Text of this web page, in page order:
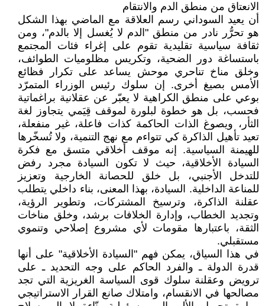
الانعتاق من منطق الدم والانتقام
أن يعيد السوداني رسم العلاقة مع الماضي بهذا الشكل
هو تحرُّر نادر من منطق "الدم لا يُغسل إلا بالدم"، ومن
ثقافة سياسية تقليدية تقوم على إغراء فئات المجتمع
باستساغة دور الضحية، وتكريس مظلوميات الطوائف،
وخلق مناخ تناحري موحش يساعد على تكرار فظائع
الأمس بصيغ أخرى. إن سلوك رئيس الوزراء المتمرّد
بوعي على منطق الكراهية لا يعبّر عن عقلانية براغماتية
فحسب، بل هو خطوة لبلورة لموقف قِيَمي يتجاوز لغة
الثأر، ويصوغ الذات الحاكمة كذات فاعلة، غير منفعلة،
تعيد تأهيل الذاكرة كي تتواءم مع نهج التنمية، ولا تُسخّرها
للهيمنة السياسية. إنه موقف أخلاقي متسق مع فكرة
السيادة الأخلاقية، حيث لا تكون السيادة مجرد رفض
للتدخل الأجنبي، بل خلق للحصانة الخارجية وتعزيز
للمناعة الداخلية. السيادة، بهذا المعنى، بناء داخلي يتطلب
عقلنة الذاكرة، وترسيخ المشتركات، وتطوير الرؤية،
وتجديد الخطاب، وإدارة الخلافات برشد، وخلق مناخات
الثقة، باعتبارها مقومات لأي مشروع إصلاحي وتنموي
مستقبلي.
في هذا السياق، يمكن فهم "السيادة الأخلاقية" على أنها
قدرة الدولة ـ والفرد الحاكم على وجه التحديد ـ على
ترويض وعقلنة سلوك قوى السياسة الغريزية التي تجد
مصالحها في الانقسام، وامتلاك صانع القرار الاستراتيجي